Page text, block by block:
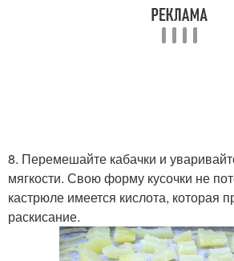
8. Перемешайте кабачки и
мягкости. Свою форму кусочки не
кастрюле имеется кислота, которая
раскисание.